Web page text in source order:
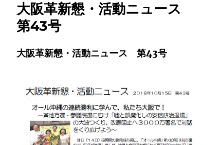
大阪革新懇・活動ニュース
第43号
大阪革新懇・活動ニュース 第43号